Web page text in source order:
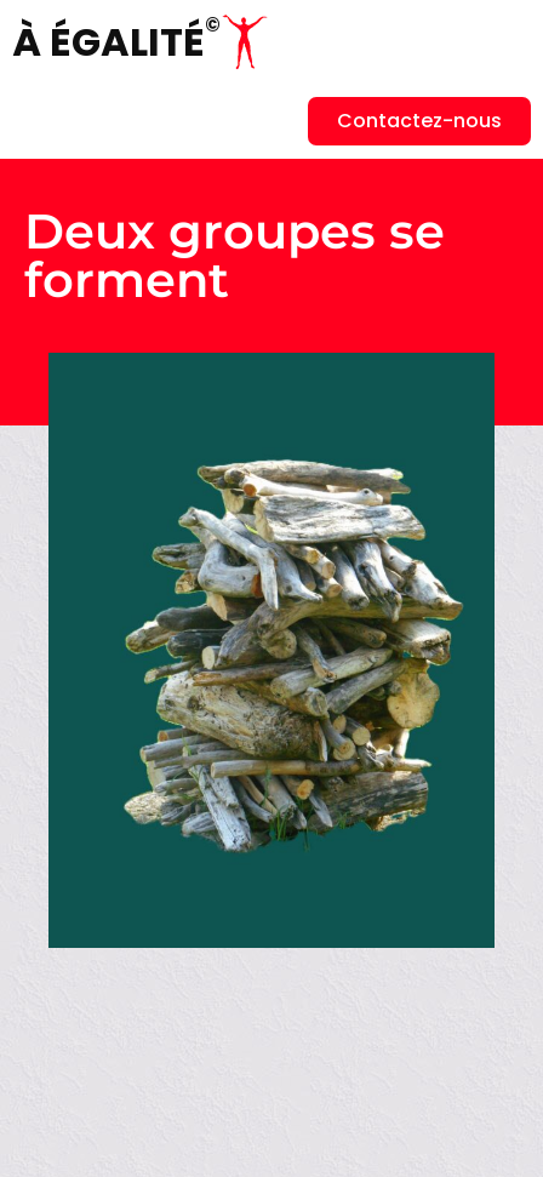
À ÉGALITÉ©
Contactez-nous
Deux groupes se
forment